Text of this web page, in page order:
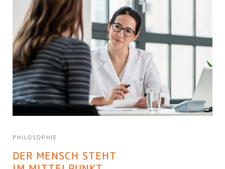
PHILOSOPHIE
DER MENSCH STEHT